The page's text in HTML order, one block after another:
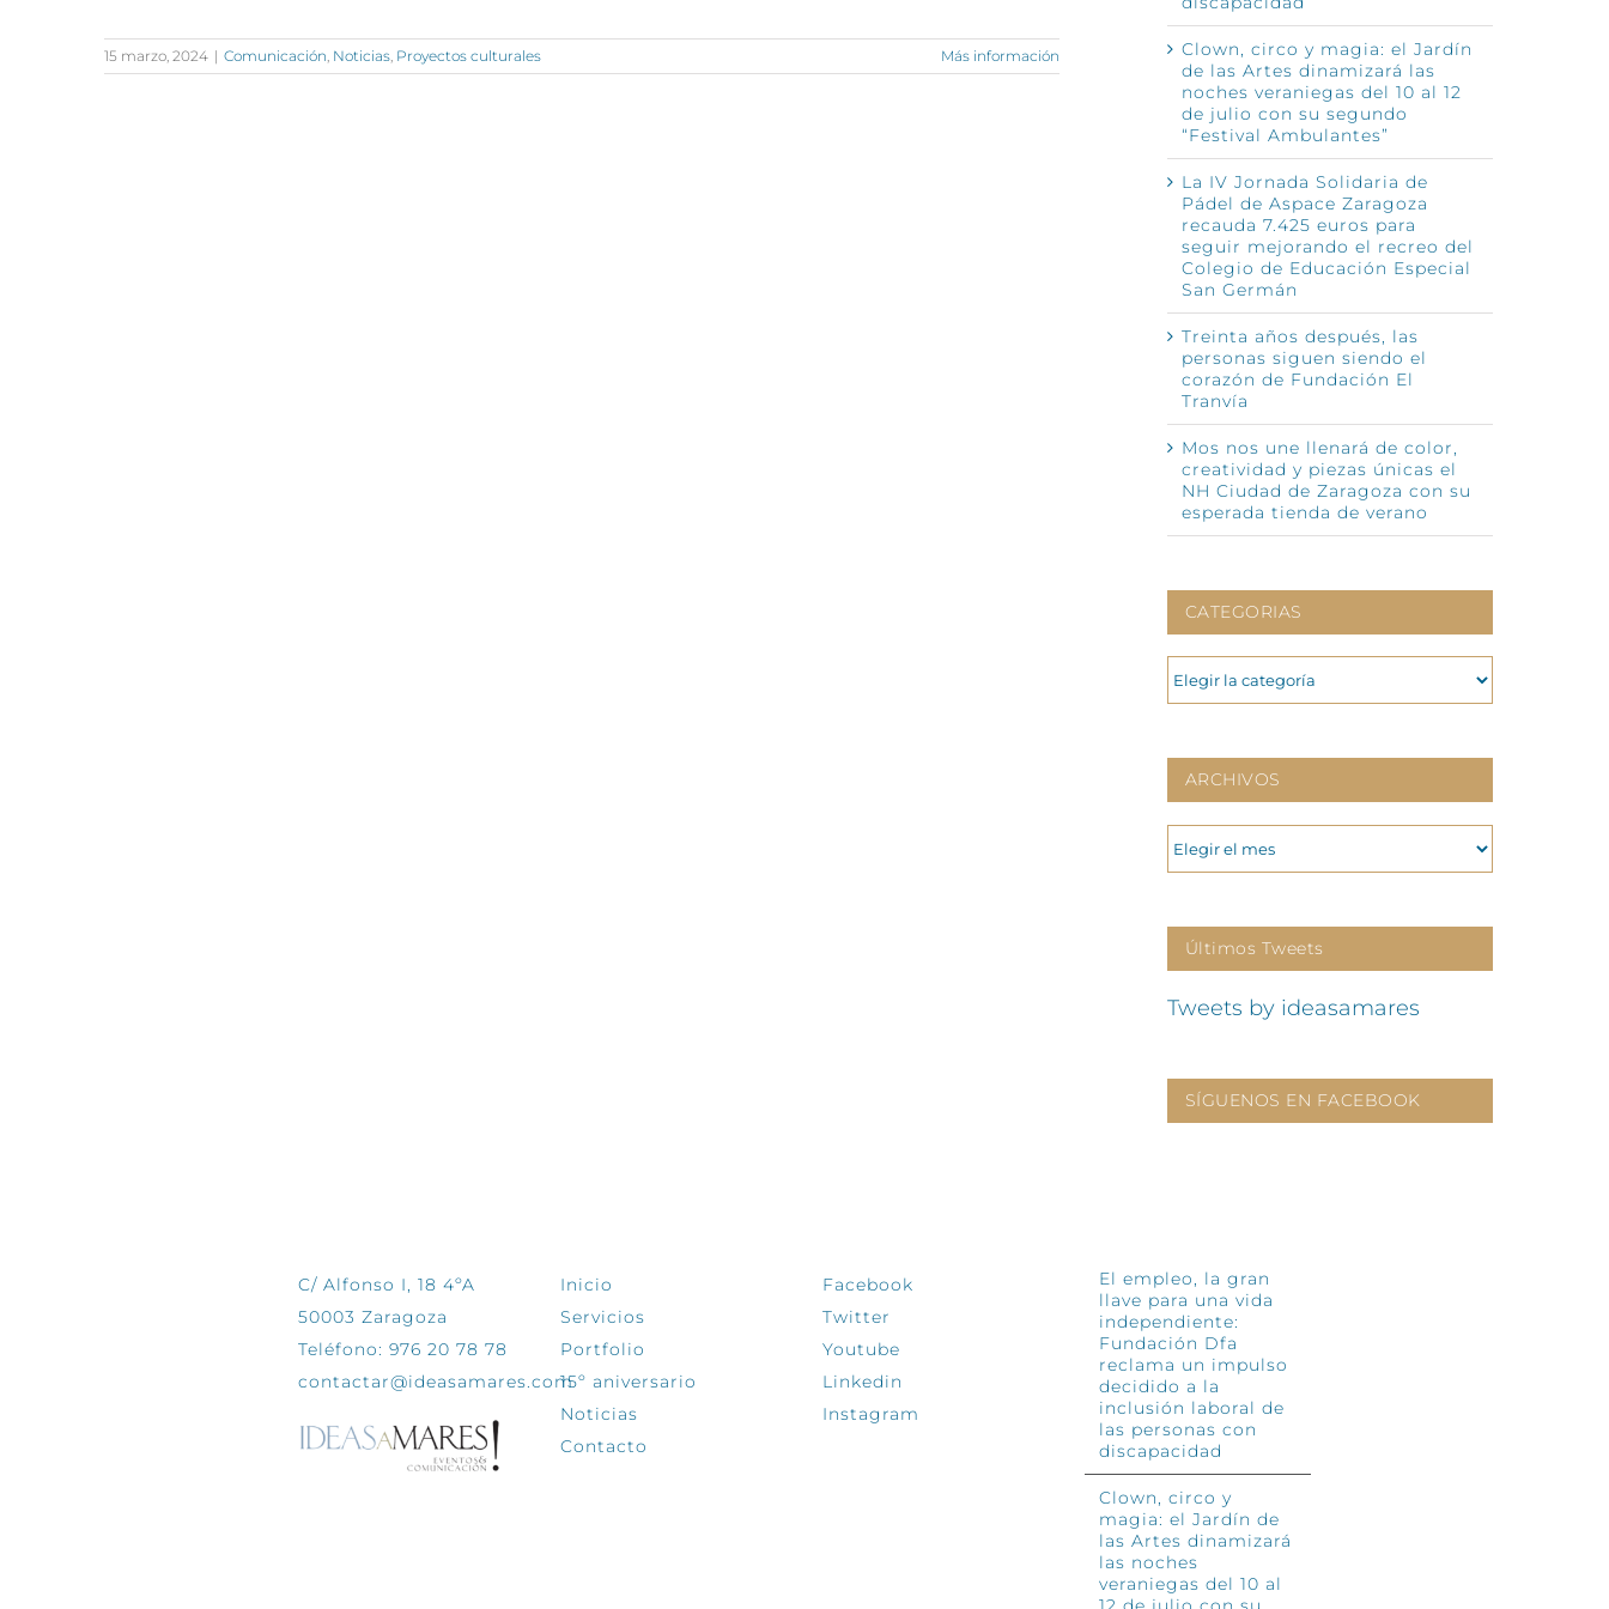
15 marzo, 2024 | Comunicación, Noticias, Proyectos culturales Más información
Clown, circo y magia: el Jardín
de las Artes dinamizará las
noches veraniegas del 10 al 12
de julio con su segundo
“Festival Ambulantes”
La IV Jornada Solidaria de
Pádel de Aspace Zaragoza
recauda 7.425 euros para
seguir mejorando el recreo del
Colegio de Educación Especial
San Germán
Treinta años después, las
personas siguen siendo el
corazón de Fundación El
Tranvía
Mos nos une llenará de color,
creatividad y piezas únicas el
NH Ciudad de Zaragoza con su
esperada tienda de verano
CATEGORIAS
CATEGORIAS
ARCHIVOS
ARCHIVOS
Últimos Tweets
Tweets by ideasamares
SÍGUENOS EN FACEBOOK
C/ Alfonso I, 18 4ºA
50003 Zaragoza
Teléfono: 976 20 78 78
contactar@ideasamares.com
Inicio
Servicios
Portfolio
15º aniversario
Noticias
Contacto
Facebook
Twitter
Youtube
Linkedin
Instagram
El empleo, la gran
llave para una vida
independiente:
Fundación Dfa
reclama un impulso
decidido a la
inclusión laboral de
las personas con
discapacidad
Clown, circo y
magia: el Jardín de
las Artes dinamizará
las noches
veraniegas del 10 al